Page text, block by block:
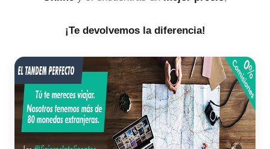
¡Te devolvemos la diferencia!